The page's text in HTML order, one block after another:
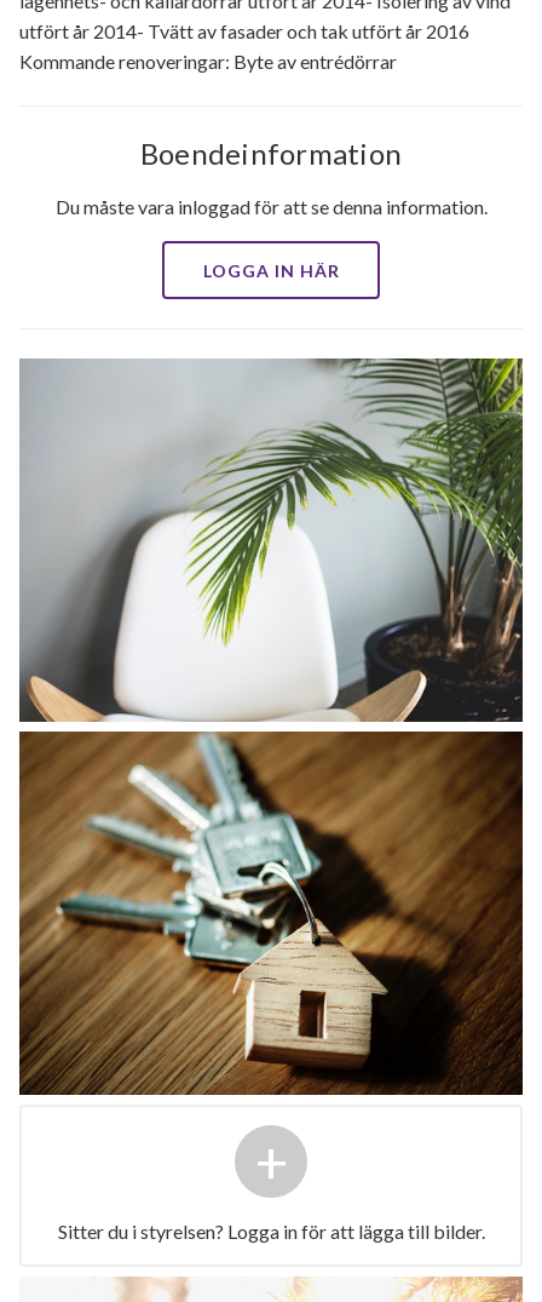
utfört år 2014- Tvätt av fasader och tak utfört år 2016
Kommande renoveringar: Byte av entrédörrar
Boendeinformation
Du måste vara inloggad för att se denna information.
LOGGA IN HÄR
+
Sitter du i styrelsen? Logga in för att lägga till bilder.